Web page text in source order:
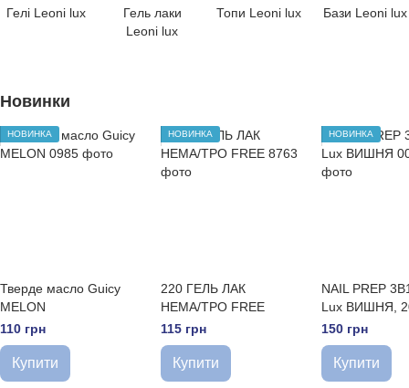
Гелі Leoni lux
Гель лаки
Leoni lux
Топи Leoni lux Бази Leoni lux
Новинки
НОВИНКА
Тверде масло Guicy
MELON
110 грн
Купити
НОВИНКА
220 ГЕЛЬ ЛАК
HEMA/TPO FREE
115 грн
Купити
НОВИНКА
NAIL PREP
Lux ВИШНЯ,
150 грн
Купити